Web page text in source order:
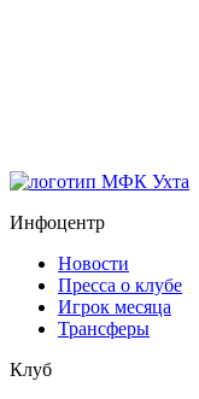
Инфоцентр
Новости
Пресса о клубе
Игрок месяца
Трансферы
Клуб